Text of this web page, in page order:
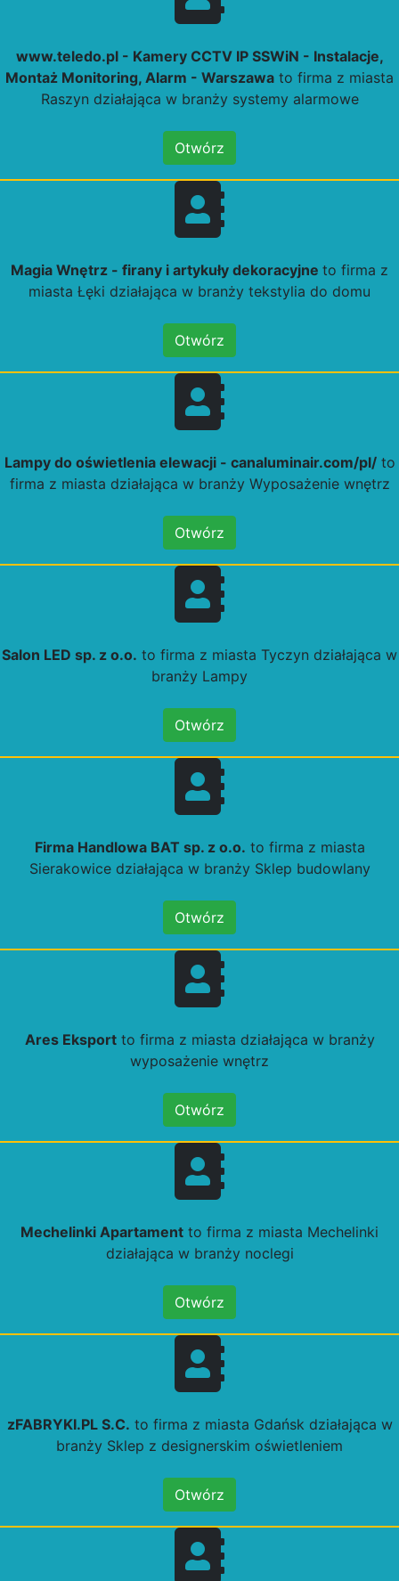
www.teledo.pl - Kamery CCTV IP SSWiN - Instalacje,
Montaż Monitoring, Alarm - Warszawa to firma z miasta
Raszyn działająca w branży systemy alarmowe
Otwórz
Magia Wnętrz - firany i artykuły dekoracyjne to firma z
miasta Łęki działająca w branży tekstylia do domu
Otwórz
Lampy do oświetlenia elewacji - canaluminair.com/pl/to
firma z miasta działająca w branży Wyposażenie wnętrz
Otwórz
Salon LED sp. z o.o. to firma z miasta Tyczyn działająca w
branży Lampy
Otwórz
Firma Handlowa BAT sp. z o.o. to firma z miasta
Sierakowice działająca w branży Sklep budowlany
Otwórz
Ares Eksportto firma z miasta działająca w branży
wyposażenie wnętrz
Otwórz
Mechelinki Apartament to firma z miasta Mechelinki
działająca w branży noclegi
Otwórz
zFABRYKI.PL S.C. to firma z miasta Gdańsk działająca w
branży Sklep z designerskim oświetleniem
Otwórz